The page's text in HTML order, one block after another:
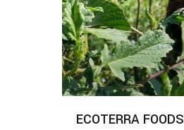
ECOTERRA FOODS